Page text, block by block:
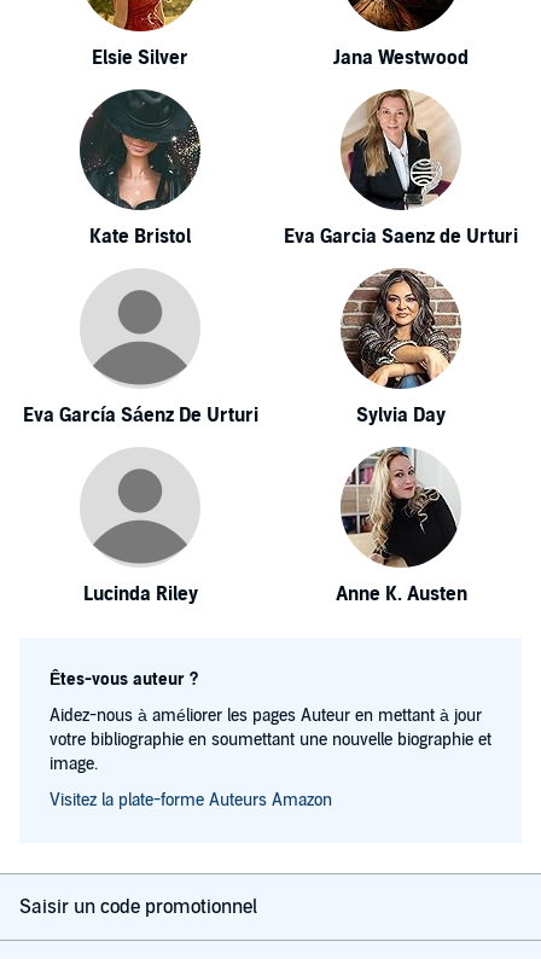
Elsie Silver Jana Westwood
Kate Bristol Eva Garcia Saenz de Urturi
Eva García Sáenz De Urturi Sylvia Day
Lucinda Riley Anne K. Austen
Êtes-vous auteur ?
Aidez-nous à améliorer les pages Auteur en mettant à jour
votre bibliographie en soumettant une nouvelle biographie et
image.
Visitez la plate-forme Auteurs Amazon
Saisir un code promotionnel